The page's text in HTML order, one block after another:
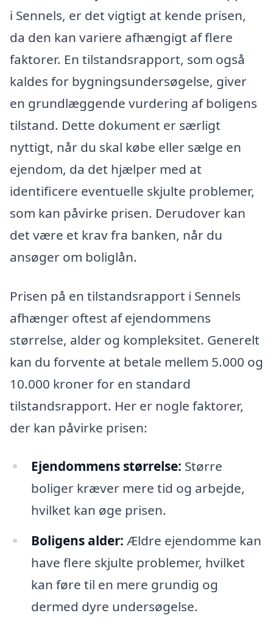
i Sennels, er det vigtigt at kende prisen,
da den kan variere afhængigt af flere
faktorer. En tilstandsrapport, som også
kaldes for bygningsundersøgelse, giver
en grundlæggende vurdering af boligens
tilstand. Dette dokument er særligt
nyttigt, når du skal købe eller sælge en
ejendom, da det hjælper med at
identificere eventuelle skjulte problemer,
som kan påvirke prisen. Derudover kan
det være et krav fra banken, når du
ansøger om boliglån.
Prisen på en tilstandsrapport i Sennels
afhænger oftest af ejendommens
størrelse, alder og kompleksitet. Generelt
kan du forvente at betale mellem 5.000 og
10.000 kroner for en standard
tilstandsrapport. Her er nogle faktorer,
der kan påvirke prisen:
Ejendommens størrelse: Større
boliger kræver mere tid og arbejde,
hvilket kan øge prisen.
Boligens alder: Ældre ejendomme kan
have flere skjulte problemer, hvilket
kan føre til en mere grundig og
dermed dyre undersøgelse.